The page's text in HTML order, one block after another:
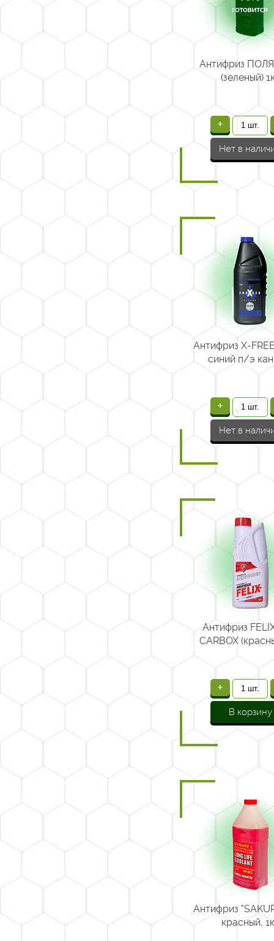
Антифриз
(зеленый)
+
Нет в
Антифриз X-
синий п/э кан.
+
Нет в
Антифриз
CARBOX
+
В корзину
Антифриз
красный,